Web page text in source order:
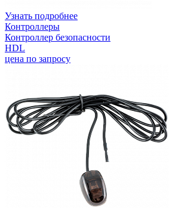
Узнать подробнее
Контроллеры
Контроллер безопасности
HDL
цена по запросу